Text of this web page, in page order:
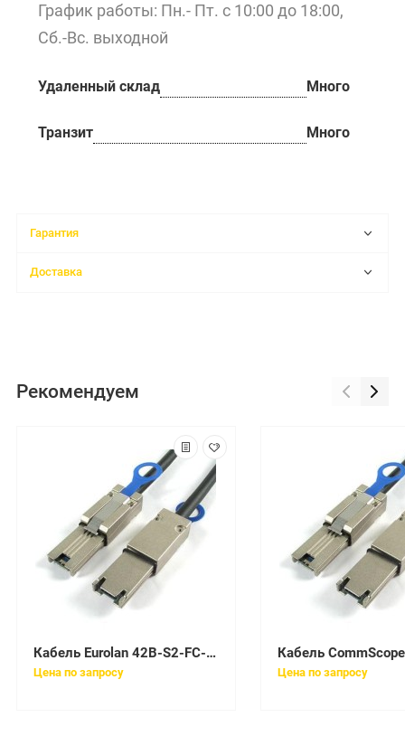
График работы: Пн.- Пт. с 10:00 до 18:00,
Сб.-Вс. выходной
Удаленный склад Много
Транзит Много
Гарантия
Доставка
Рекомендуем
Кабель Eurolan 42B-S2-FC-03
Цена по запросу Цена по запросу